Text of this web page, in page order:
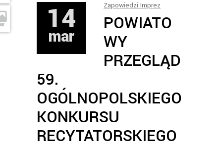
14
mar
Zapowiedzi Imprez
POWIATO
WY
PRZEGLĄD
59.
OGÓLNOPOLSKIEGO
KONKURSU
RECYTATORSKIEGO